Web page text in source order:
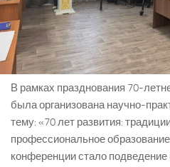
В рамках празднования 70-
была организована научно-
тему: «70 лет развития:
профессиональное
конференции стало подведение